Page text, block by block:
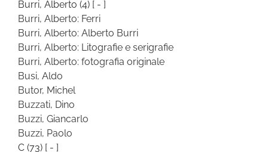
Burri, Alberto (4) [ - ]
Burri, Alberto: Ferri
Burri, Alberto: Alberto Burri
Burri, Alberto: Litografie e serigrafie
Burri, Alberto: fotografia originale
Busi, Aldo
Butor, Michel
Buzzati, Dino
Buzzi, Giancarlo
Buzzi, Paolo
C (73) [ - ]